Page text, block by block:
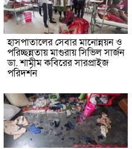
হাসপাতালের সেবার মানোন্নয়ন ও
পরিচ্ছন্নতায় মাগুরায় সিভিল সার্জন
ডা. শামীম কবিরের সারপ্রাইজ
পরিদর্শন